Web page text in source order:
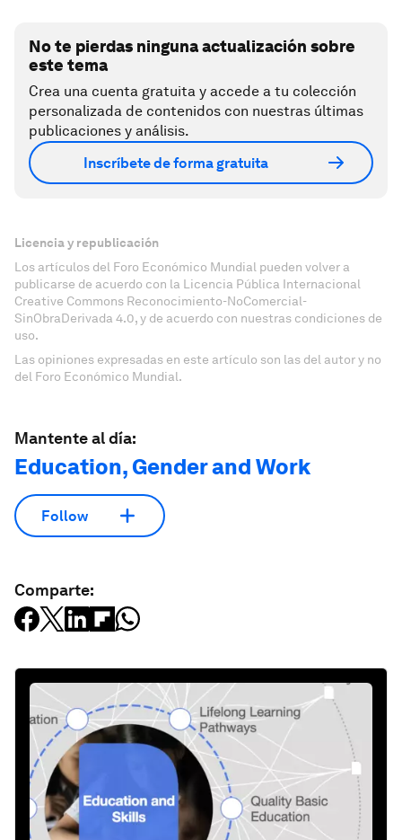
No te pierdas ninguna actualización sobre
este tema
Crea una cuenta gratuita y accede a tu colección
personalizada de contenidos con nuestras últimas
publicaciones y análisis.
Inscríbete de forma gratuita
Licencia y republicación
Los artículos del Foro Económico Mundial pueden volver a
publicarse de acuerdo con la Licencia Pública Internacional
Creative Commons Reconocimiento-NoComercial-
SinObraDerivada 4.0, y de acuerdo con nuestras condiciones de
uso.
Las opiniones expresadas en este artículo son las del autor y no
del Foro Económico Mundial.
Mantente al día:
Education, Gender and Work
Follow
Comparte: